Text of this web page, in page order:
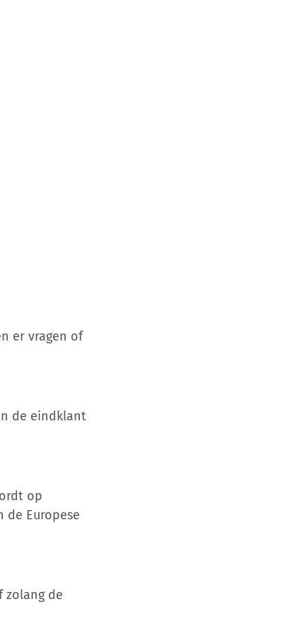
er vragen of
de eindklant
op
de Europese
zolang de